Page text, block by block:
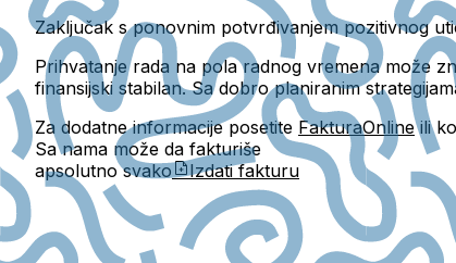
Zaključak s ponovnim potvrđivanjem pozitivnog
Prihvatanje rada na pola radnog vremena može
finansijski stabilan. Sa dobro planiranim
Za dodatne informacije posetite FakturaOnlineili
Sa nama može da fakturiše
apsolutno svako
Izdati fakturu